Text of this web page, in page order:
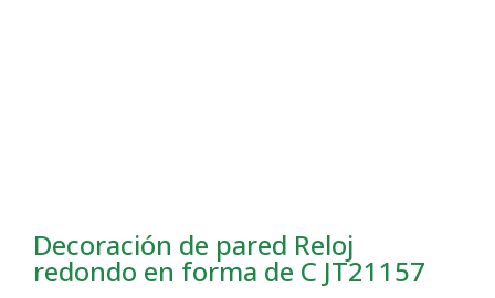
Decoración de pared Reloj
redondo en forma de C JT21157